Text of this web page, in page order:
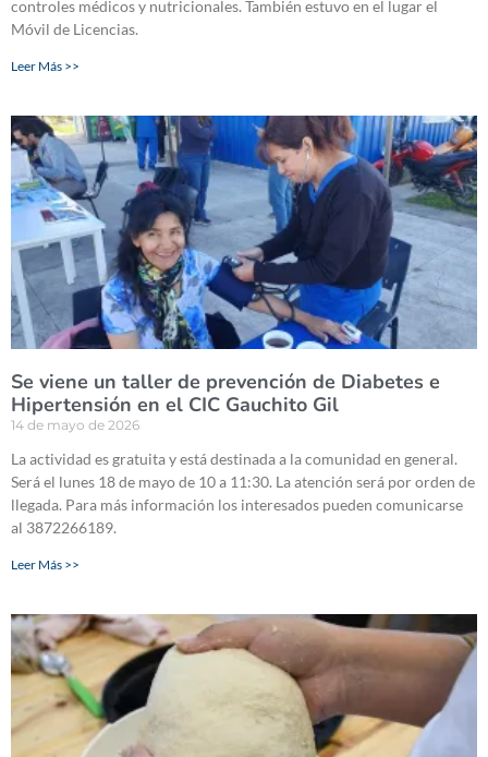
controles médicos y nutricionales. También estuvo en el lugar el
Móvil de Licencias.
Leer Más >>
Se viene un taller de prevención de Diabetes e
Hipertensión en el CIC Gauchito Gil
14 de mayo de 2026
La actividad es gratuita y está destinada a la comunidad en general.
Será el lunes 18 de mayo de 10 a 11:30. La atención será por orden de
llegada. Para más información los interesados pueden comunicarse
al 3872266189.
Leer Más >>